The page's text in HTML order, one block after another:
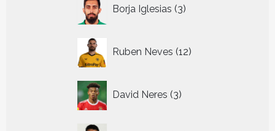
Borja Iglesias 3
producten
Ruben Neves 12
producten
David Neres 3
producten